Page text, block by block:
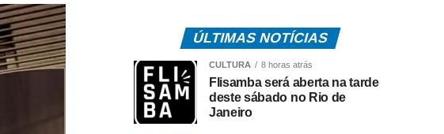
ÚLTIMAS NOTÍCIAS
CULTURA 8 horas atrás
Flisamba será aberta na tarde
deste sábado no Rio de
Janeiro